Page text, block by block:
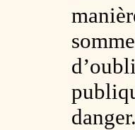
danger.